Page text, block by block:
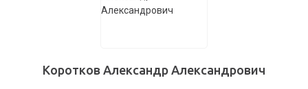
Коротков Александр Александрович